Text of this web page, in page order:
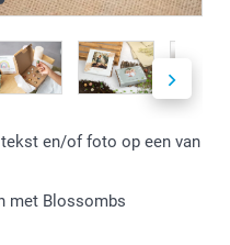
en/of foto op een van
met Blossombs